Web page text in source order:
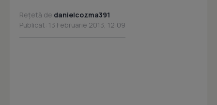
Rețetă de danielcozma391
Publicat: 13 Februarie 2013, 12:09